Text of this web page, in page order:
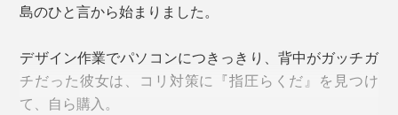
島のひと言から始まりました。
デザイン作業でパソコンにつきっきり、背中がガッチガ
チだった彼女は、コリ対策に『指圧らくだ』を見つけ
て、自ら購入。